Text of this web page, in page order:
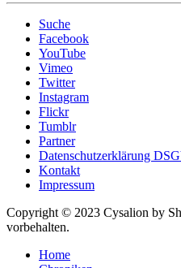
Suche
Facebook
YouTube
Vimeo
Twitter
Instagram
Flickr
Tumblr
Partner
Datenschutzerklärung
Kontakt
Impressum
Copyright © 2023 Cysalion by
vorbehalten.
Home